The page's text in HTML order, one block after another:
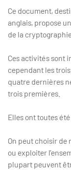
Ce document,
anglais, propose
de la
Ces activités sont
cependant les
quatre dernières
trois premières.
Elles ont toutes
On peut choisir de
ou exploiter
plupart peuvent